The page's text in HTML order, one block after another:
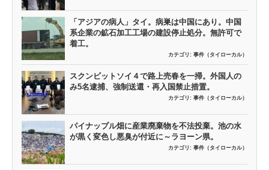
「アジアの病人」タイ。病巣は中国にあり。中国
系企業の鉱石加工工場の建設停止処分。無許可で
着工。
カテゴリ: 事件（タイローカル）
スクンビットソイ４で路上売春を一掃。外国人の
み5名逮捕、強制送還・再入国禁止措置。
カテゴリ: 事件（タイローカル）
パイナップル畑に産業廃棄物を不法投棄。池の水
が黒く変色し悪臭が付近に～ラヨーン県。
カテゴリ: 事件（タイローカル）